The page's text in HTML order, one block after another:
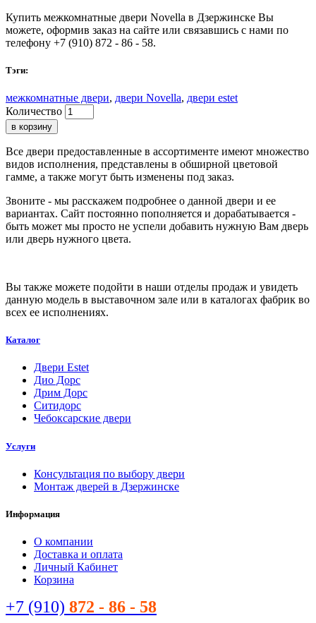
Купить межкомнатные двери Novella в Дзержинске Вы
можете, оформив заказ на сайте или связавшись с нами по
телефону +7 (910) 872 - 86 - 58.
Тэги:
межкомнатные двери, двери Novella, двери estet
Количество
в корзину
Все двери предоставленные в ассортименте имеют множество
видов исполнения, представлены в обширной цветовой
гамме, а также могут быть изменены под заказ.
Звоните - мы расскажем подробнее о данной двери и ее
вариантах. Сайт постоянно пополняется и дорабатывается -
быть может мы просто не успели добавить нужную Вам дверь
или дверь нужного цвета.
Вы также можете подойти в наши отделы продаж и увидеть
данную модель в выставочном зале или в каталогах фабрик во
всех ее исполнениях.
Каталог
Двери Estet
Дио Дорс
Дрим Дорс
Ситидорс
Чебоксарские двери
Услуги
Консультация по выбору двери
Монтаж дверей в Дзержинске
Информация
О компании
Доставка и оплата
Личный Кабинет
Корзина
+7 (910) 872 - 86 - 58